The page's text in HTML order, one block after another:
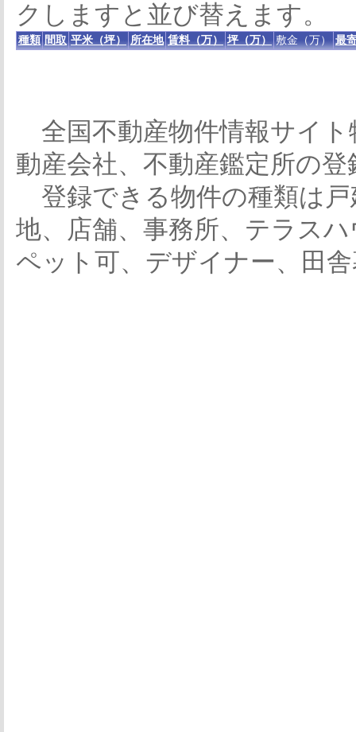
クしますと並び替えます。
種類 間取 平米（坪） 所在地 賃料（万） 坪（万） 敷金（万） 最
全国不動産物件情報サイト
動産会社、不動産鑑定所の
登録できる物件の種類は
地、店舗、事務所、テラス
ペット可、デザイナー、田